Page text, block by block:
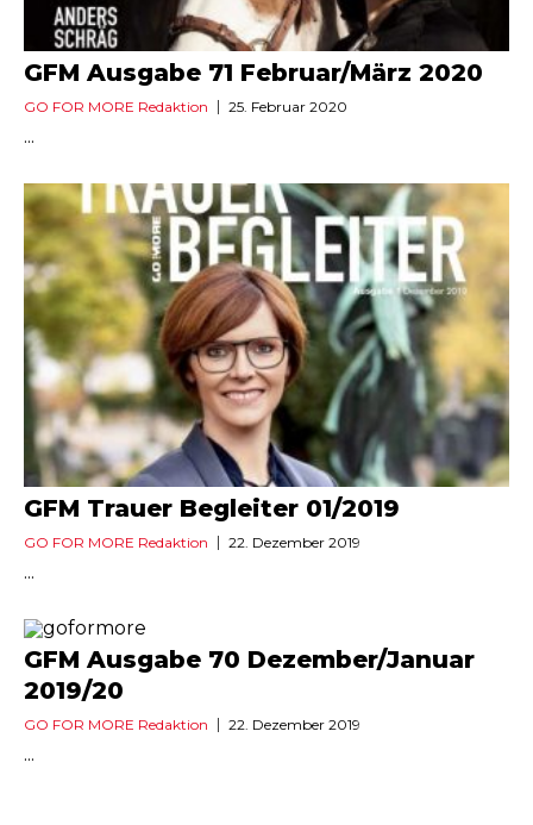
GFM Ausgabe 71 Februar/März 2020
GO FOR MORE Redaktion 25. Februar 2020
...
GFM Trauer Begleiter 01/2019
GO FOR MORE Redaktion 22. Dezember 2019
...
GFM Ausgabe 70 Dezember/Januar
2019/20
GO FOR MORE Redaktion 22. Dezember 2019
...